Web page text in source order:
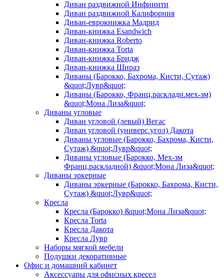
Диван раздвижной Инфинити
Диван раздвижной Калифорния
Диван-еврокнижка Мадрид
Диван-книжка Esandwich
Диван-книжка Roberto
Диван-книжка Torta
Диван-книжка Бридж
Диван-книжка Шираз
Диваны (Барокко, Бахрома, Кисти, Сутаж)
&quot;Лувр&quot;
Диваны (Барокко, Франц.раскладн.мех-зм)
&quot;Мона Лиза&quot;
Диваны угловые
Диван угловой (левый) Вегас
Диван угловой (универс.угол) Дакота
Диваны угловые (Барокко, Бахрома, Кисти,
Сутаж) &quot;Лувр&quot;
Диваны угловые (Барокко, Мех-зм
Франц.раскладной) &quot;Мона Лиза&quot;
Диваны эркерные
Диваны эркерные (Барокко, Бахрома, Кисти,
Сутаж) &quot;Лувр&quot;
Кресла
Кресла (Барокко) &quot;Мона Лиза&quot;
Кресла Torta
Кресла Дакота
Кресла Лувр
Наборы мягкой мебели
Подушки декоративные
Офис и домашний кабинет
Аксессуары для офисных кресел